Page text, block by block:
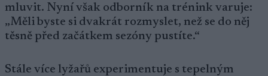
mluvit. Nyní však odborník na trénink varuje:
„Měli byste si dvakrát rozmyslet, než se do něj
těsně před začátkem sezóny pustíte.“
Stále více lyžařů experimentuje s tepelným